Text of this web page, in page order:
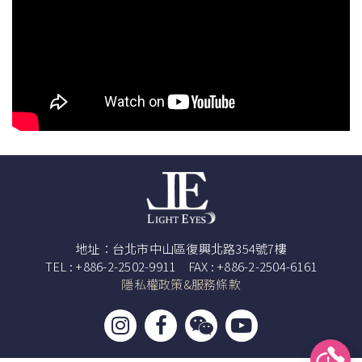
地址：台北市中山區復興北路354號7樓
TEL : +886-2-2502-9911 FAX : +886-2-2504-6161
隱私權政策&服務條款